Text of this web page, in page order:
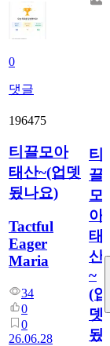
0
댓글
196475
티끌모아
태산~(업뎃
됬나요)
Tactful
Eager
Maria
34
0
0
26.06.28
티
끌
모
아
태
산
~
(업
뎃
됬